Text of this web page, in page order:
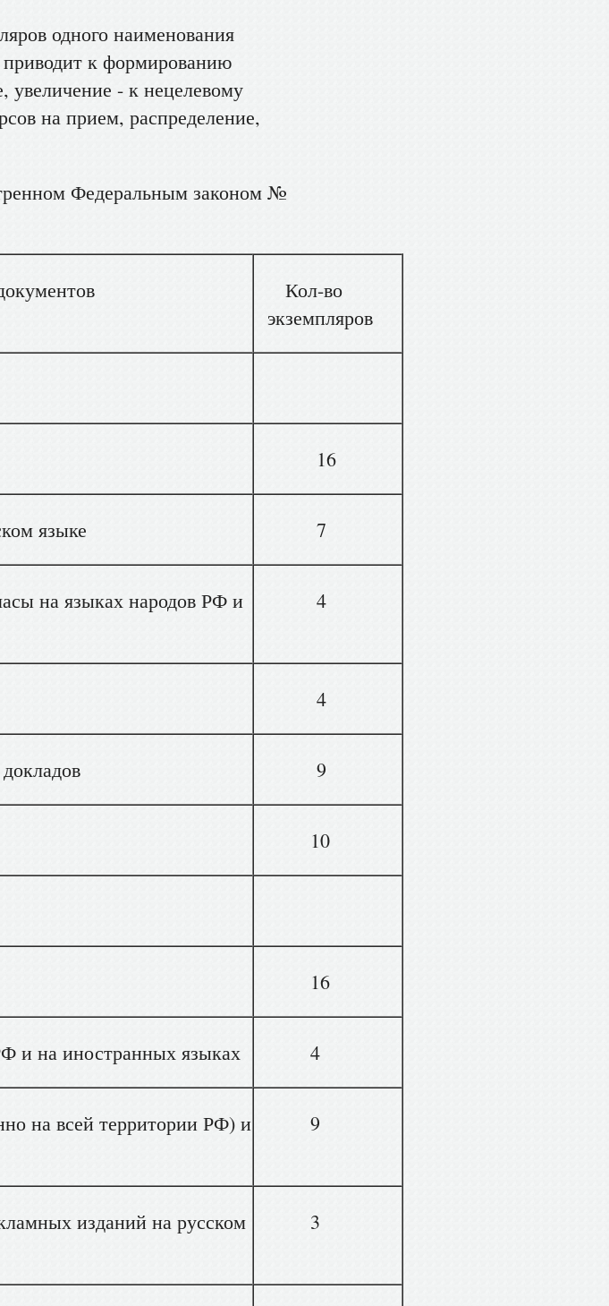
одного наименования
к формированию
увеличение - к нецелевому
на прием, распределение,
Федеральным законом №
Кол-во
экземпляров
16
языке 7
на языках народов РФ и
4
4
9
10
16
и на иностранных языках 4
на всей территории РФ) и
9
изданий на русском
3